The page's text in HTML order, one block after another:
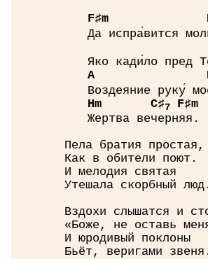
F♯m
Да испра́вится
Яко кади́ло пред
A
Воздеяние руку́
Hm C♯7 F♯m
Жертва вечерняя.
Пела братия простая,
Как в обители поют.
И мелодия святая
Утешала скорбный люд.
Вздохи слышатся и
«Боже, не оставь
И юродивый поклоны
Бьёт, веригами звеня.